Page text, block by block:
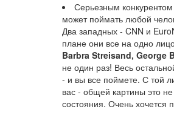
Серьезным
может поймать любой
Два западных - CNN и
плане они все на одно
Barbra Streisand, George
не один раз! Весь
- и вы все поймете. С той
вас - общей картины это
состояния. Очень хочется